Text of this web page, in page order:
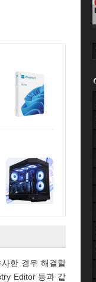
한 경우 해결할
Editor 등과 같